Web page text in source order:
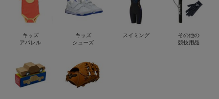
キッズ
アパレル
キッズ
シューズ
スイミング
その他の
競技用品